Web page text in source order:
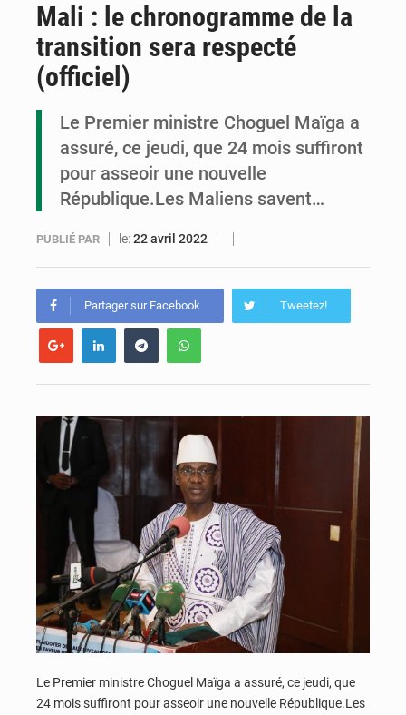
Compétitions africaines : la CAF ferme la porte à l’AC Léopards et à l’AS Otohô
Mali : le chronogramme de la
transition sera respecté
(officiel)
Le Premier ministre Choguel Maïga a
assuré, ce jeudi, que 24 mois suffiront
pour asseoir une nouvelle
République.Les Maliens savent…
PUBLIÉ PAR le:22 avril 2022
Partager sur Facebook Tweetez!
Le Premier ministre Choguel Maïga a assuré, ce jeudi, que
24 mois suffiront pour asseoir une nouvelle République.Les